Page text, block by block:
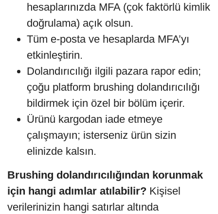
hesaplarınızda MFA (çok faktörlü kimlik
doğrulama) açık olsun.
Tüm e-posta ve hesaplarda MFA’yı
etkinleştirin.
Dolandırıcılığı ilgili pazara rapor edin;
çoğu platform brushing dolandırıcılığı
bildirmek için özel bir bölüm içerir.
Ürünü kargodan iade etmeye
çalışmayın; isterseniz ürün sizin
elinizde kalsın.
Brushing dolandırıcılığından korunmak
için hangi adımlar atılabilir? Kişisel
verilerinizin hangi satırlar altında